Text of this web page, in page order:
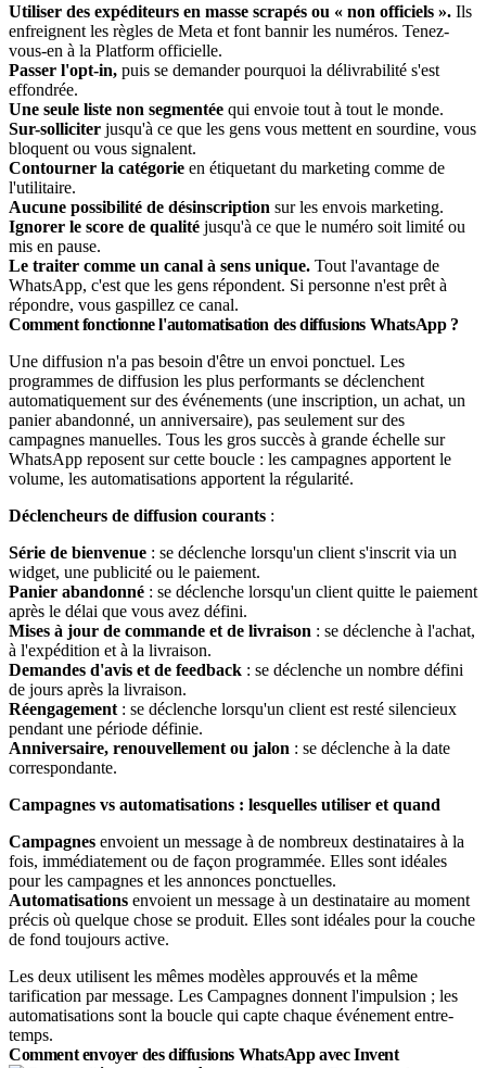
Utiliser des expéditeurs en masse scrapés ou « non officiels ». Ils
enfreignent les règles de Meta et font bannir les numéros. Tenez-
vous-en à la Platform officielle.
Passer l'opt-in, puis se demander pourquoi la délivrabilité s'est
effondrée.
Une seule liste non segmentée qui envoie tout à tout le monde.
Sur-solliciter jusqu'à ce que les gens vous mettent en sourdine, vous
bloquent ou vous signalent.
Contourner la catégorie en étiquetant du marketing comme de
l'utilitaire.
Aucune possibilité de désinscription sur les envois marketing.
Ignorer le score de qualité jusqu'à ce que le numéro soit limité ou
mis en pause.
Le traiter comme un canal à sens unique. Tout l'avantage de
WhatsApp, c'est que les gens répondent. Si personne n'est prêt à
répondre, vous gaspillez ce canal.
Comment fonctionne l'automatisation des diffusions WhatsApp ?
Une diffusion n'a pas besoin d'être un envoi ponctuel. Les
programmes de diffusion les plus performants se déclenchent
automatiquement sur des événements (une inscription, un achat, un
panier abandonné, un anniversaire), pas seulement sur des
campagnes manuelles. Tous les gros succès à grande échelle sur
WhatsApp reposent sur cette boucle : les campagnes apportent le
volume, les automatisations apportent la régularité.
Déclencheurs de diffusion courants :
Série de bienvenue : se déclenche lorsqu'un client s'inscrit via un
widget, une publicité ou le paiement.
Panier abandonné : se déclenche lorsqu'un client quitte le paiement
après le délai que vous avez défini.
Mises à jour de commande et de livraison : se déclenche à l'achat,
à l'expédition et à la livraison.
Demandes d'avis et de feedback : se déclenche un nombre défini
de jours après la livraison.
Réengagement : se déclenche lorsqu'un client est resté silencieux
pendant une période définie.
Anniversaire, renouvellement ou jalon : se déclenche à la date
correspondante.
Campagnes vs automatisations : lesquelles utiliser et quand
Campagnes envoient un message à de nombreux destinataires à la
fois, immédiatement ou de façon programmée. Elles sont idéales
pour les campagnes et les annonces ponctuelles.
Automatisations envoient un message à un destinataire au moment
précis où quelque chose se produit. Elles sont idéales pour la couche
de fond toujours active.
Les deux utilisent les mêmes modèles approuvés et la même
tarification par message. Les Campagnes donnent l'impulsion ; les
automatisations sont la boucle qui capte chaque événement entre-
temps.
Comment envoyer des diffusions WhatsApp avec Invent